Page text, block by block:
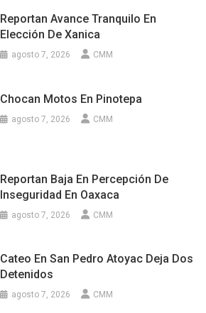
Reportan Avance Tranquilo En
Elección De Xanica
agosto 7, 2026 CMM
Chocan Motos En Pinotepa
agosto 7, 2026 CMM
Reportan Baja En Percepción De
Inseguridad En Oaxaca
agosto 7, 2026 CMM
Cateo En San Pedro Atoyac Deja Dos
Detenidos
agosto 7, 2026 CMM